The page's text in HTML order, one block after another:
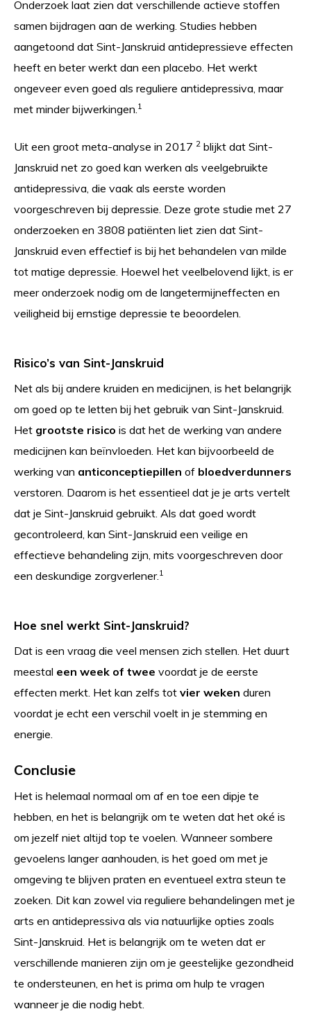
Onderzoek laat zien dat verschillende actieve stoffen
samen bijdragen aan de werking. Studies hebben
aangetoond dat Sint-Janskruid antidepressieve effecten
heeft en beter werkt dan een placebo. Het werkt
ongeveer even goed als reguliere antidepressiva, maar
met minder bijwerkingen.1
Uit een groot meta-analyse in 2017 2 blijkt dat Sint-
Janskruid net zo goed kan werken als veelgebruikte
antidepressiva, die vaak als eerste worden
voorgeschreven bij depressie. Deze grote studie met 27
onderzoeken en 3808 patiënten liet zien dat Sint-
Janskruid even effectief is bij het behandelen van milde
tot matige depressie. Hoewel het veelbelovend lijkt, is er
meer onderzoek nodig om de langetermijneffecten en
veiligheid bij ernstige depressie te beoordelen.
Risico’s van Sint-Janskruid
Net als bij andere kruiden en medicijnen, is het belangrijk
om goed op te letten bij het gebruik van Sint-Janskruid.
Het grootste risico is dat het de werking van andere
medicijnen kan beïnvloeden. Het kan bijvoorbeeld de
werking van anticonceptiepillen of bloedverdunners
verstoren. Daarom is het essentieel dat je je arts vertelt
dat je Sint-Janskruid gebruikt. Als dat goed wordt
gecontroleerd, kan Sint-Janskruid een veilige en
effectieve behandeling zijn, mits voorgeschreven door
een deskundige zorgverlener.1
Hoe snel werkt Sint-Janskruid?
Dat is een vraag die veel mensen zich stellen. Het duurt
meestal een week of twee voordat je de eerste
effecten merkt. Het kan zelfs tot vier weken duren
voordat je echt een verschil voelt in je stemming en
energie.
Conclusie
Het is helemaal normaal om af en toe een dipje te
hebben, en het is belangrijk om te weten dat het oké is
om jezelf niet altijd top te voelen. Wanneer sombere
gevoelens langer aanhouden, is het goed om met je
omgeving te blijven praten en eventueel extra steun te
zoeken. Dit kan zowel via reguliere behandelingen met je
arts en antidepressiva als via natuurlijke opties zoals
Sint-Janskruid. Het is belangrijk om te weten dat er
verschillende manieren zijn om je geestelijke gezondheid
te ondersteunen, en het is prima om hulp te vragen
wanneer je die nodig hebt.